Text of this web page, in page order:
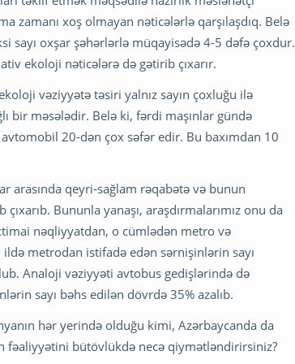
zamanı xoş olmayan nəticələrlə qarşılaşdıq. Belə
sayı oxşar şəhərlərlə müqayisədə 4-5 dəfə çoxdur.
ekoloji nəticələrə də gətirib çıxarır.
vəziyyətə təsiri yalnız sayın çoxluğu ilə
bir məsələdir. Belə ki, fərdi maşınlar gündə
20-dən çox səfər edir. Bu baxımdan 10
arasında qeyri-sağlam rəqabətə və bunun
Bununla yanaşı, araşdırmalarımız onu da
nəqliyyatdan, o cümlədən metro və
metrodan istifadə edən sərnişinlərin sayı
Analoji vəziyyəti avtobus gedişlərində də
sayı bəhs edilən dövrdə 35% azalıb.
hər yerində olduğu kimi, Azərbaycanda da
fəaliyyətini bütövlükdə necə qiymətləndirirsiniz?